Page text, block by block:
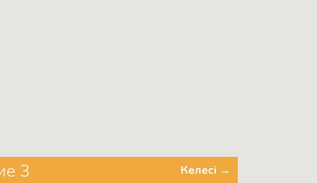
3 Келесі →